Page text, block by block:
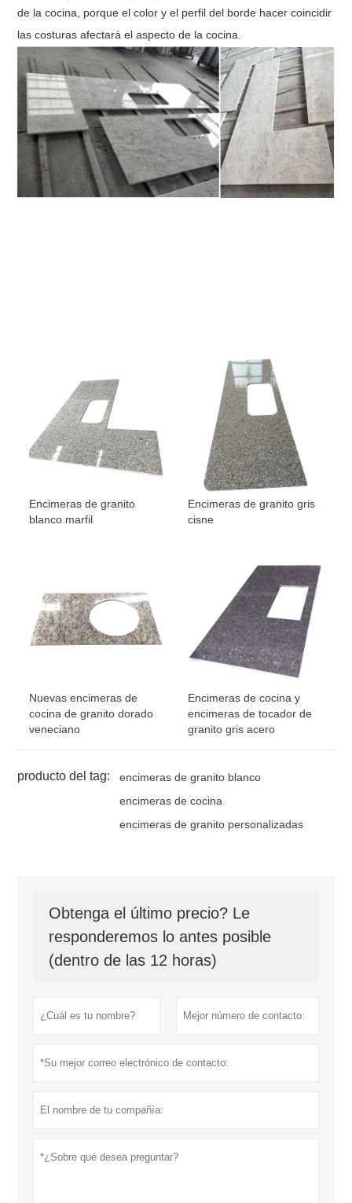
de la cocina, porque el color y el perfil del borde hacer coincidir
las costuras afectará el aspecto de la cocina.
Encimeras de granito
blanco marfil
Encimeras de granito gris
cisne
Nuevas encimeras de
cocina de granito dorado
veneciano
Encimeras de cocina y
encimeras de tocador de
granito gris acero
producto del tag:
encimeras de granito blanco
encimeras de cocina
encimeras de granito personalizadas
Obtenga el último precio? Le
responderemos lo antes posible
(dentro de las 12 horas)